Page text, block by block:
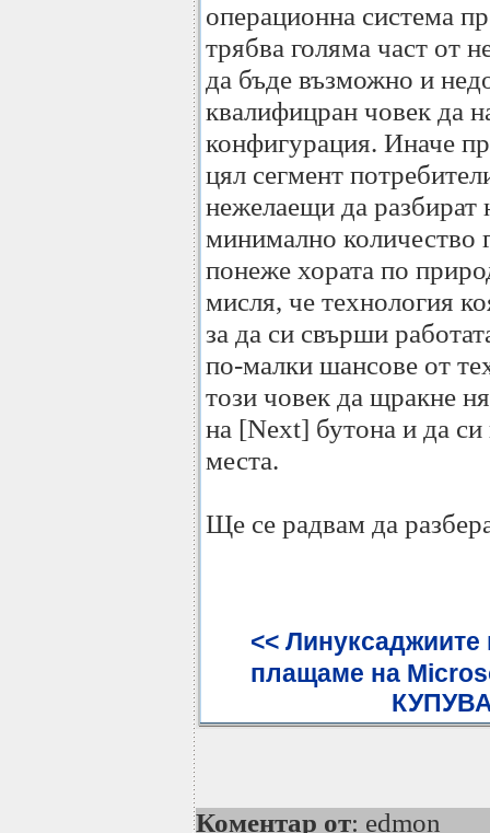
операционна система
трябва голяма част от
да бъде възможно и
квалифицран човек да
конфигурация. Иначе
цял сегмент
нежелаещи да
минимално количество
понеже хората по
мисля, че технология
за да си свърши
по-малки шансове от
този човек да щракне
на [Next] бутона и да
места.
Ще се радвам да
<<
плащаме на
Коментар от: edmon